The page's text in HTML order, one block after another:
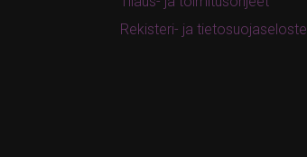
Rekisteri- ja tietosuojaseloste